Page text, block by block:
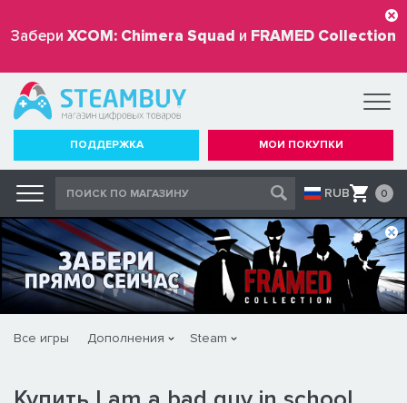
Забери XCOM: Chimera Squad и FRAMED Collection
бесплатно
ПОДДЕРЖКА МОИ ПОКУПКИ
RUB 0
Все игры Дополнения Steam